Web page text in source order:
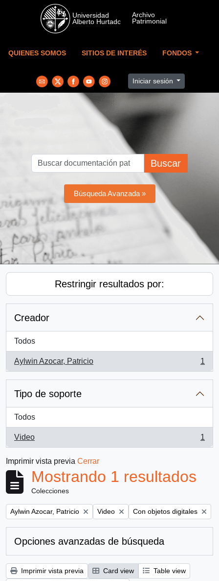
Skip to main content
QUIENES SOMOS SITIOS DE INTERÉS FONDOS
Iniciar sesión
Buscar
Búsqueda Avanzada »
Restringir resultados por:
Creador
Todos
Aylwin Azocar, Patricio
, 1 resultados
1
Tipo de soporte
Todos
Video
, 1 resultados
1
Imprimir vista previa Cerrar
Mostrando 1 resultados
Colecciones
Remove filter:
Aylwin Azocar, Patricio Remove filter:
Video Remove filter:
Con objetos digitales
Opciones avanzadas de búsqueda
Imprimir vista previa Card view
Table view